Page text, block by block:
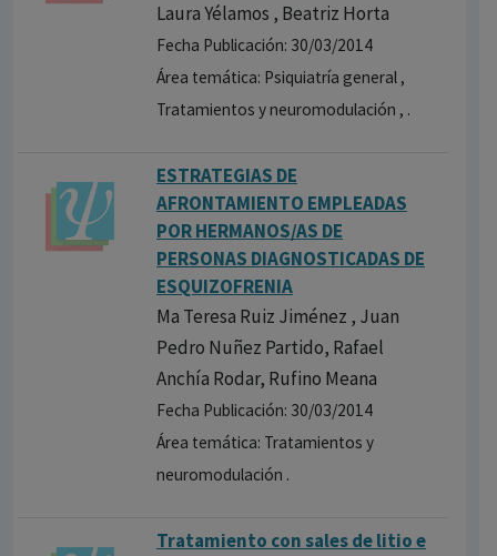
Laura Yélamos , Beatriz Horta
Fecha Publicación: 30/03/2014
Área temática: Psiquiatría general ,
Tratamientos y neuromodulación , .
ESTRATEGIAS DE
AFRONTAMIENTO EMPLEADAS
POR HERMANOS/AS DE
PERSONAS DIAGNOSTICADAS DE
ESQUIZOFRENIA
Ma Teresa Ruiz Jiménez , Juan
Pedro Nuñez Partido, Rafael
Anchía Rodar, Rufino Meana
Fecha Publicación: 30/03/2014
Área temática: Tratamientos y
neuromodulación .
Tratamient​o con sales de litio e